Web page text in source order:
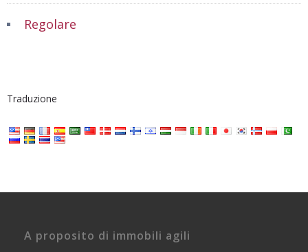
Regolare
Traduzione
A proposito di immobili agili